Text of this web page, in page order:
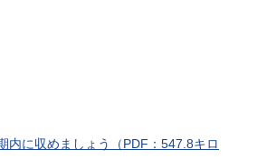
に収めましょう（PDF：547.8キロ